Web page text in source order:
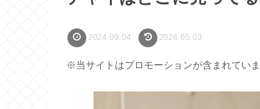
2024.09.04 2026.05.03
※当サイトはプロモーションが含まれてい